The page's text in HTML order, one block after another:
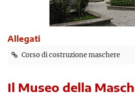
Allegati
Corso di costruzione maschere
Il Museo della